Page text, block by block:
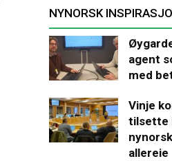
NYNORSK
agent
med
Vinje
tilsette
allereie